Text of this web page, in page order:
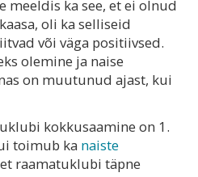
meeldis ka see, et ei olnud
oli ka selliseid
või väga positiivsed.
olemine ja naise
on muutunud ajast, kui
kokkusaamine on 1.
toimub ka naiste
raamatuklubi täpne